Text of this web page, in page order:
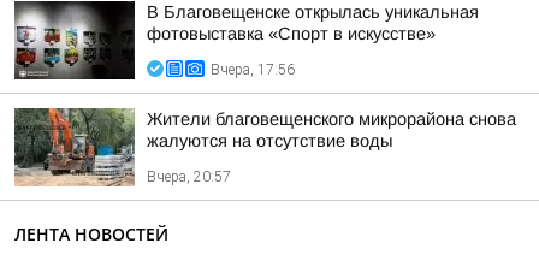
В Благовещенске открылась уникальная
фотовыставка «Спорт в искусстве»
Вчера, 17:56
Жители благовещенского микрорайона снова
жалуются на отсутствие воды
Вчера, 20:57
ЛЕНТА НОВОСТЕЙ